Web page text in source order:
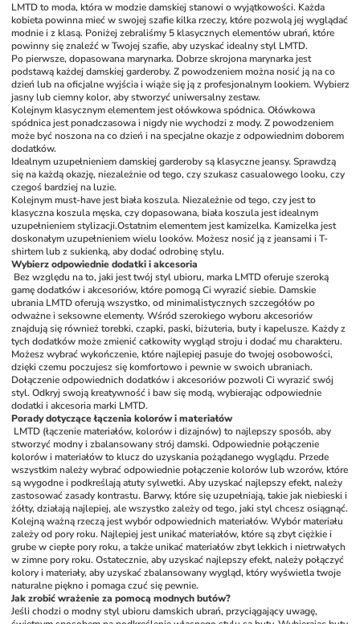
LMTD to moda, która w modzie damskiej stanowi o wyjątkowości. Każda
kobieta powinna mieć w swojej szafie kilka rzeczy, które pozwolą jej wyglądać
modnie i z klasą. Poniżej zebraliśmy 5 klasycznych elementów ubrań, które
powinny się znaleźć w Twojej szafie, aby uzyskać idealny styl LMTD.
Po pierwsze, dopasowana marynarka. Dobrze skrojona marynarka jest
podstawą każdej damskiej garderoby. Z powodzeniem można nosić ją na co
dzień lub na oficjalne wyjścia i wiąże się ją z profesjonalnym lookiem. Wybierz
jasny lub ciemny kolor, aby stworzyć uniwersalny zestaw.
Kolejnym klasycznym elementem jest ołówkowa spódnica. Ołówkowa
spódnica jest ponadczasowa i nigdy nie wychodzi z mody. Z powodzeniem
może być noszona na co dzień i na specjalne okazje z odpowiednim doborem
dodatków.
Idealnym uzupełnieniem damskiej garderoby są klasyczne jeansy. Sprawdzą
się na każdą okazję, niezależnie od tego, czy szukasz casualowego looku, czy
czegoś bardziej na luzie.
Kolejnym must-have jest biała koszula. Niezależnie od tego, czy jest to
klasyczna koszula męska, czy dopasowana, biała koszula jest idealnym
uzupełnieniem stylizacji.Ostatnim elementem jest kamizelka. Kamizelka jest
doskonałym uzupełnieniem wielu looków. Możesz nosić ją z jeansami i T-
shirtem lub z sukienką, aby dodać odrobinę stylu.
Wybierz odpowiednie dodatki i akcesoria
Bez względu na to, jaki jest twój styl ubioru, marka LMTD oferuje szeroką
gamę dodatków i akcesoriów, które pomogą Ci wyrazić siebie. Damskie
ubrania LMTD oferują wszystko, od minimalistycznych szczegółów po
odważne i seksowne elementy. Wśród szerokiego wyboru akcesoriów
znajdują się również torebki, czapki, paski, biżuteria, buty i kapelusze. Każdy z
tych dodatków może zmienić całkowity wygląd stroju i dodać mu charakteru.
Możesz wybrać wykończenie, które najlepiej pasuje do twojej osobowości,
dzięki czemu poczujesz się komfortowo i pewnie w swoich ubraniach.
Dołączenie odpowiednich dodatków i akcesoriów pozwoli Ci wyrazić swój
styl. Odkryj swoją kreatywność i baw się modą, wybierając odpowiednie
dodatki i akcesoria marki LMTD.
Porady dotyczące łączenia kolorów i materiałów
LMTD (łączenie materiałów, kolorów i dizajnów) to najlepszy sposób, aby
stworzyć modny i zbalansowany strój damski. Odpowiednie połączenie
kolorów i materiałów to klucz do uzyskania pożądanego wyglądu. Przede
wszystkim należy wybrać odpowiednie połączenie kolorów lub wzorów, które
są wygodne i podkreślają atuty sylwetki. Aby uzyskać najlepszy efekt, należy
zastosować zasady kontrastu. Barwy, które się uzupełniają, takie jak niebieski i
żółty, działają najlepiej, ale wszystko zależy od tego, jaki styl chcesz osiągnąć.
Kolejną ważną rzeczą jest wybór odpowiednich materiałów. Wybór materiału
zależy od pory roku. Najlepiej jest unikać materiałów, które są zbyt ciężkie i
grube w ciepłe pory roku, a także unikać materiałów zbyt lekkich i nietrwałych
w zimne pory roku. Ostatecznie, aby uzyskać najlepszy efekt, należy połączyć
kolory i materiały, aby uzyskać zbalansowany wygląd, który wyświetla twoje
naturalne piękno i pomaga czuć się pewnie.
Jak zrobić wrażenie za pomocą modnych butów?
Jeśli chodzi o modny styl ubioru damskich ubrań, przyciągający uwagę,